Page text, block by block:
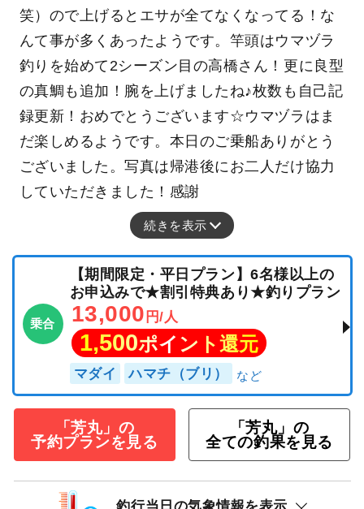
笑）ので上げるとエサが全てなくなってる！な
んて事が多くあったようです。竿頭はウマヅラ
釣りを始めて2シーズン目の高橋さん！更に良型
の真鯛も追加！腕を上げましたね♪枚数も自己記
録更新！おめでとうございます☆ウマヅラはま
だ楽しめるようです。本日のご乗船ありがとう
ございました。写真は帰港後にお二人だけ協力
していただきました！感謝
続きを表示
乗合
【期間限定・平日プラン】6名様以上の
お申込みで★割引特典あり★釣りプラン
13,000 円/人
1,500ポイント還元
マダイ ハマチ（ブリ）
「芳丸」の
予約プランを見る
「芳丸」の
全ての釣果を見る
釣行当日の気象情報を表示